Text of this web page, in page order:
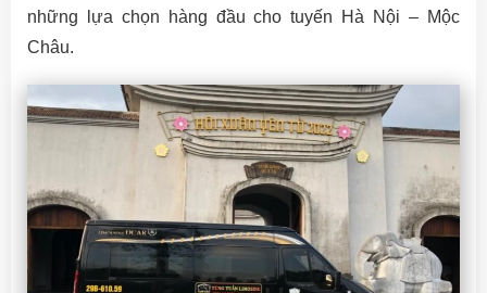
những lựa chọn hàng đầu cho tuyến Hà Nội – Mộc
Châu.